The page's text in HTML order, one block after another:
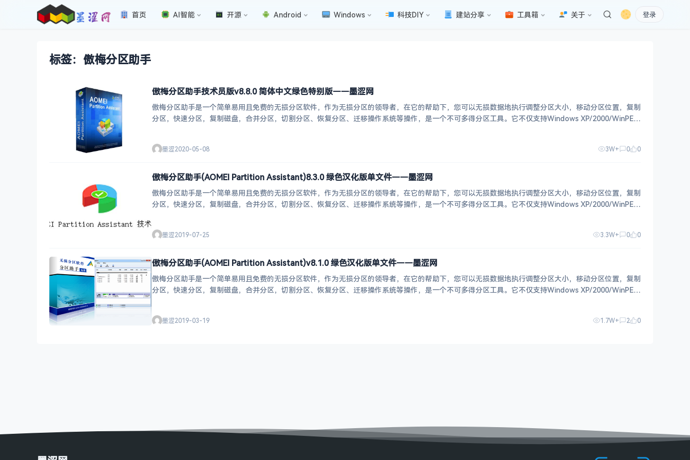
首页 AI智能 开源 Android Windows 科技DIY 建站分享 工具箱 关于 登录
标签：傲梅分区助手
傲梅分区助手技术员版v8.8.0 简体中文绿色特别版——墨涩网
傲梅分区助手是一个简单易用且免费的无损分区软件，作为无损分区的领导者，在它的帮助下，您可以无损数据地执行调整分区大小，移动分区位置，复制
分区，快速分区，复制磁盘，合并分区，切割分区、恢复分区、迁移操作系统等操作，是一个不可多得分区工具。它不仅支持Windows XP/2000/WinPE，
墨涩2020-05-08 3W+ 0 0
傲梅分区助手(AOMEI Partition Assistant)8.3.0 绿色汉化版单文件——墨涩网
傲梅分区助手是一个简单易用且免费的无损分区软件，作为无损分区的领导者，在它的帮助下，您可以无损数据地执行调整分区大小，移动分区位置，复制
分区，快速分区，复制磁盘，合并分区，切割分区、恢复分区、迁移操作系统等操作，是一个不可多得分区工具。它不仅支持Windows XP/2000/WinPE，
墨涩2019-07-25 3.3W+ 0 0
傲梅分区助手(AOMEI Partition Assistant)v8.1.0 绿色汉化版单文件——墨涩网
傲梅分区助手是一个简单易用且免费的无损分区软件，作为无损分区的领导者，在它的帮助下，您可以无损数据地执行调整分区大小，移动分区位置，复制
分区，快速分区，复制磁盘，合并分区，切割分区、恢复分区、迁移操作系统等操作，是一个不可多得分区工具。它不仅支持Windows XP/2000/WinPE，
墨涩2019-03-19 1.7W+ 2 0